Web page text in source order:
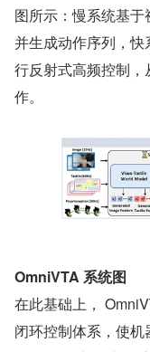
图所示：慢系统基
并生成动作序列，
行反射式高频控制
作。
OmniVTA 系统图
在此基础上，
闭环控制体系，使